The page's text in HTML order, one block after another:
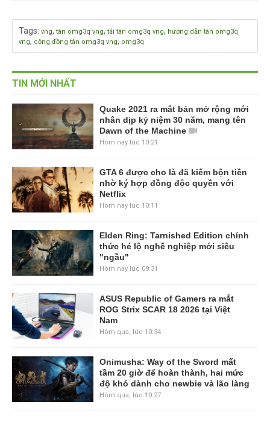
Tags: vng, tân omg3q vng, tải tân omg3q vng, hướng dẫn tân omg3q
vng, cộng đồng tân omg3q vng, omg3q
TIN MỚI NHẤT
Quake 2021 ra mắt bản mở rộng mới
nhân dịp kỷ niệm 30 năm, mang tên
Dawn of the Machine
Hôm nay lúc 10:21
GTA 6 được cho là đã kiếm bộn tiền
nhờ ký hợp đồng độc quyền với
Netflix
Hôm nay lúc 10:11
Elden Ring: Tarnished Edition chính
thức hé lộ nghề nghiệp mới siêu
"ngầu"
Hôm nay lúc 09:31
ASUS Republic of Gamers ra mắt
ROG Strix SCAR 18 2026 tại Việt
Nam
Hôm qua, lúc 10:34
Onimusha: Way of the Sword mất
tầm 20 giờ để hoàn thành, hai mức
độ khó dành cho newbie và lão làng
Hôm qua, lúc 10:27